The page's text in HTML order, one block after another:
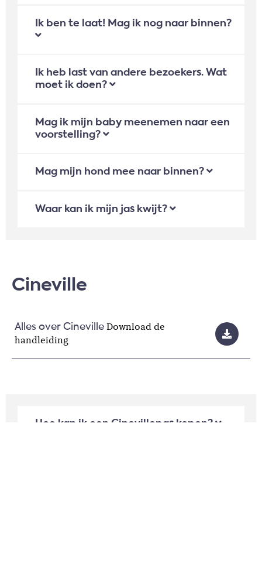
Ik ben te laat! Mag ik nog naar binnen?
Ik heb last van andere bezoekers. Wat
moet ik doen?
Mag ik mijn baby meenemen naar een
voorstelling?
Mag mijn hond mee naar binnen?
Waar kan ik mijn jas kwijt?
Cineville
Alles over Cineville Download de
handleiding
Hoe kan ik een Cinevillepas kopen?